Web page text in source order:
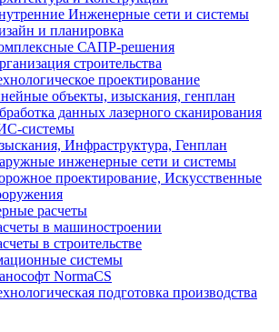
Инженерные сети и системы
и планировка
САПР-решения
строительства
проектирование
объекты, изыскания, генплан
данных лазерного сканирования
системы
Инфраструктура, Генплан
инженерные сети и системы
проектирование, Искусственные
расчеты
в машиностроении
в строительстве
системы
NormaCS
подготовка производства